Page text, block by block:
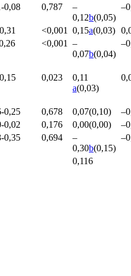
0,08 0,787
–
0,12b(0,05)
<0,001 0,15a(0,03)
<0,001
–
0,07b(0,04)
0,023
0,11
a(0,03)
0,25 0,678 0,07(0,10)
0,02 0,176 0,00(0,00)
0,35 0,694
–
0,30b(0,15)
0,116